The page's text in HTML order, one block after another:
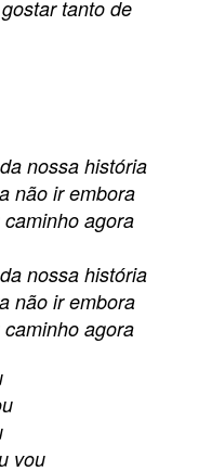
tanto de
nossa história
não ir embora
agora
nossa história
não ir embora
agora
vou